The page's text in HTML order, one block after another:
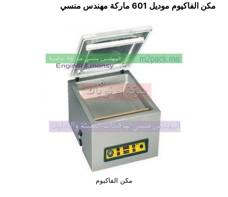
مكن الفاكيوم موديل 601 ماركة مهندس منسي
مكن الفاكيوم